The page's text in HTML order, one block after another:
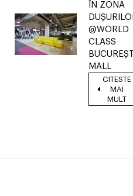
ÎN ZONA
@WORLD
CLASS
BUCUREȘTI
MALL
CITESTE
MAI
MULT